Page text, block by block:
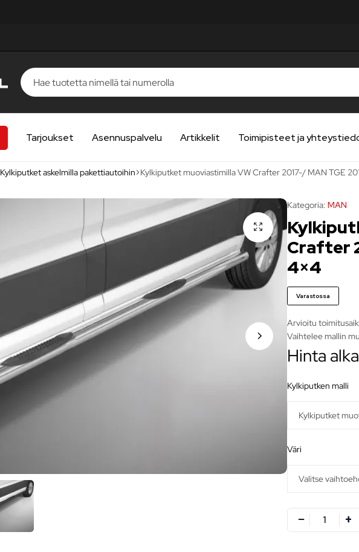
Tarjoukset Asennuspalvelu Artikkelit Toimipisteet ja
Kylkiputket askelmilla pakettiautoihin Kylkiputket muoviastimilla VW Crafter 2017-/ MAN TGE
Kategoria: MAN
Crafter
4×4
Varastossa
Arvioitu
Vaihtelee mallin
Hinta
kylkiputken malli
väri